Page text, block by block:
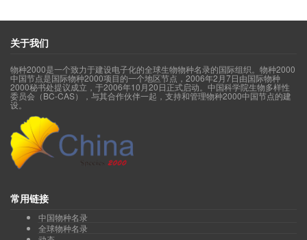
关于我们
物种2000是一个致力于建设电子化的全球生物物种名录的国际组织。物种2000
中国节点是国际物种2000项目的一个地区节点，2006年2月7日由国际物种
2000秘书处提议成立，于2006年10月20日正式启动。中国科学院生物多样性
委员会（BC-CAS），与其合作伙伴一起，支持和管理物种2000中国节点的建
设。
常用链接
中国物种名录
全球物种名录